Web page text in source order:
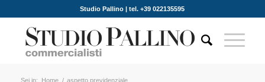
Studio Pallino | tel. +39 022135595
Sei in: Home / aspetto previdenziale